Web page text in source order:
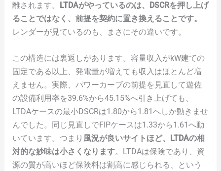
離されます。
LTDAがやっているのは、DSCRを押し上げ
ることではなく、前提を契約に置き換えることです。
レンダーが見ているのも、まさにその違いです。
この構造には裏返しがあります。容量収入がkW建ての
固定である以上、発電量が増えても収入はほとんど増
えません。実際、パワーカーブの前提を見直して遊佐
の設備利用率を39.6%から45.15%へ引き上げても、
LTDAケースの最小DSCRは1.80から1.81へしか動きませ
んでした。同じ見直しでFIPケースは1.33から1.61へ動
いています。つまり 風況が良いサイトほど、LTDAの相
対的な妙味は小さくなります。LTDAは保険であり、資
源の質が高いほど保険料は割高に感じられる、という